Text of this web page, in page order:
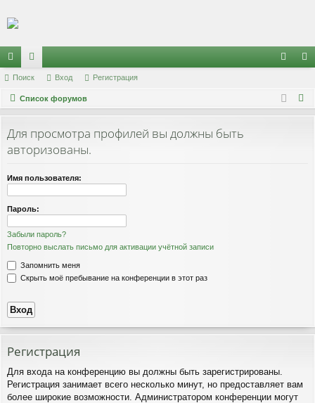
Регистрация
с
ы
и
ор
ум д и
Поиск Вход Регистрация
Список форумов
Для просмотра профилей вы должны быть
авторизованы.
Имя пользователя:
Пароль:
Забыли пароль?
Повторно выслать письмо для активации учётной записи
Запомнить меня
Скрыть моё пребывание на конференции в этот раз
Регистрация
Для входа на конференцию вы должны быть зарегистрированы.
Регистрация занимает всего несколько минут, но предоставляет вам
более широкие возможности. Администратором конференции могут